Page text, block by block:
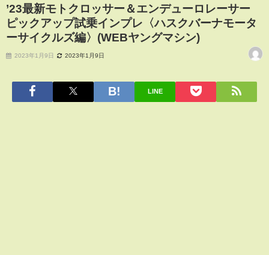
’23最新モトクロッサー＆エンデューロレーサー
ピックアップ試乗インプレ〈ハスクバーナモータ
ーサイクルズ編〉(WEBヤングマシン)
2023年1月9日 2023年1月9日
LINE